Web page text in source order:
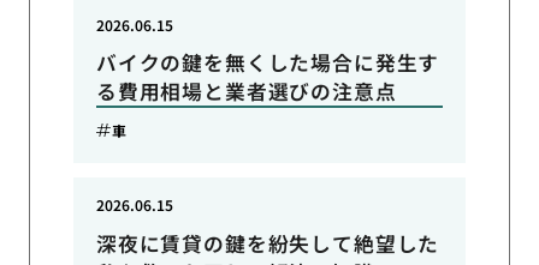
バイクの鍵を無くした場合に発生す
る費用相場と業者選びの注意点
2026.06.15
車
深夜に賃貸の鍵を紛失して絶望した
2026.06.15